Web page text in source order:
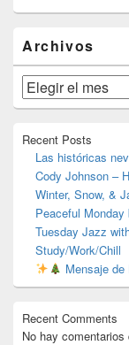
área
de
widget
barra
lateral
Archivos
Archivos
Recent Posts
Las históricas
Cody Johnson –
Winter, Snow, &
Peaceful
Tuesday Jazz
Study/Work/Chill
Mensaje
Recent Comments
No hay comentarios